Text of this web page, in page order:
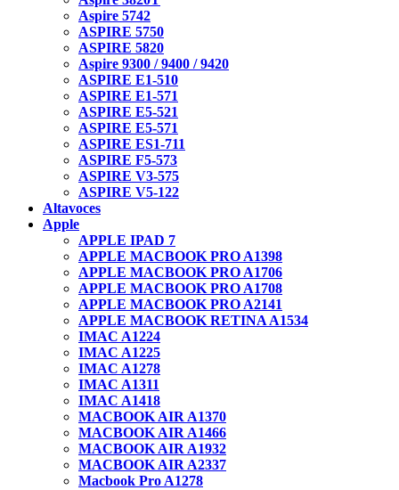
Aspire 5742
ASPIRE 5750
ASPIRE 5820
Aspire 9300 / 9400 / 9420
ASPIRE E1-510
ASPIRE E1-571
ASPIRE E5-521
ASPIRE E5-571
ASPIRE ES1-711
ASPIRE F5-573
ASPIRE V3-575
ASPIRE V5-122
Altavoces
Apple
APPLE IPAD 7
APPLE MACBOOK PRO A1398
APPLE MACBOOK PRO A1706
APPLE MACBOOK PRO A1708
APPLE MACBOOK PRO A2141
APPLE MACBOOK RETINA A1534
IMAC A1224
IMAC A1225
IMAC A1278
IMAC A1311
IMAC A1418
MACBOOK AIR A1370
MACBOOK AIR A1466
MACBOOK AIR A1932
MACBOOK AIR A2337
Macbook Pro A1278